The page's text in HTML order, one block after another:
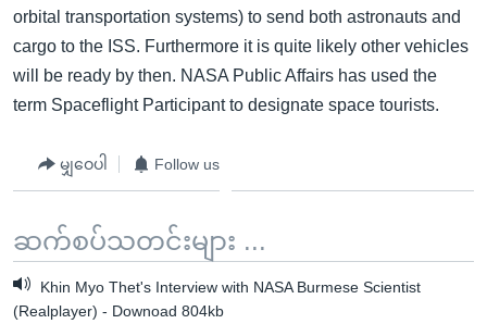
orbital transportation systems) to send both astronauts and
cargo to the ISS. Furthermore it is quite likely other vehicles
will be ready by then. NASA Public Affairs has used the
term Spaceflight Participant to designate space tourists.
မျှဝေပါ Follow us
ဆက်စပ်သတင်းများ ...
Khin Myo Thet's Interview with NASA Burmese Scientist
(Realplayer) - Downoad 804kb